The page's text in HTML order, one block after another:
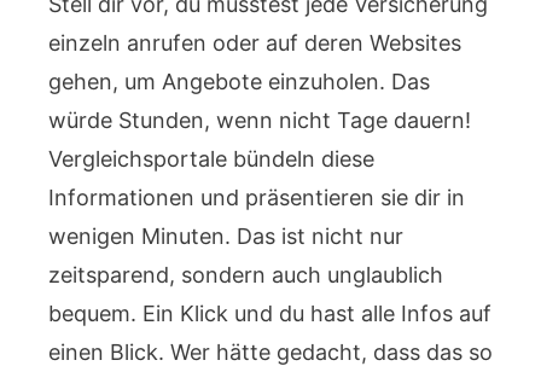
einzeln anrufen oder auf deren Websites
gehen, um Angebote einzuholen. Das
würde Stunden, wenn nicht Tage dauern!
Vergleichsportale bündeln diese
Informationen und präsentieren sie dir in
wenigen Minuten. Das ist nicht nur
zeitsparend, sondern auch unglaublich
bequem. Ein Klick und du hast alle Infos auf
einen Blick. Wer hätte gedacht, dass das so